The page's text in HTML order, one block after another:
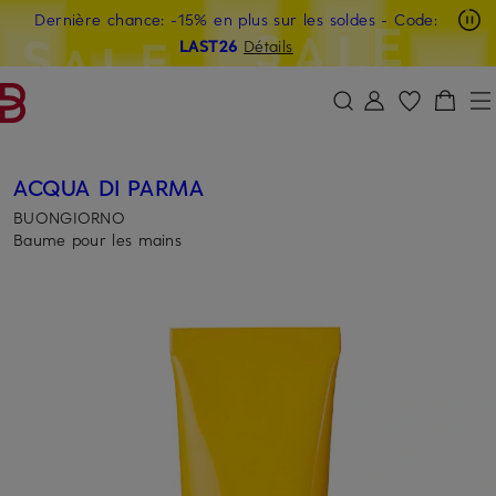
PASSER AU CONTENU PRINCIPAL PASSER AU CHAMP DE
Dernière chance: -15% en plus sur les soldes - Code:
LAST26 Détails
ACQUA DI PARMA
BUONGIORNO
Baume pour les mains